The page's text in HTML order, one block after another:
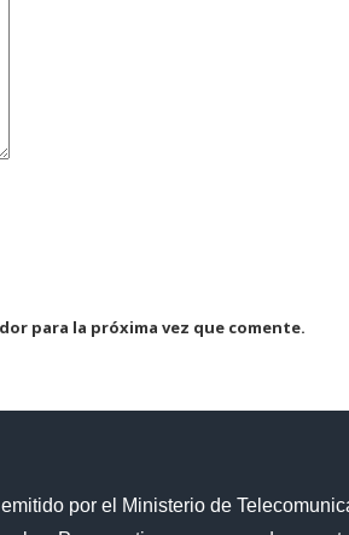
emitido por el Ministerio de
para la próxima vez que comente.